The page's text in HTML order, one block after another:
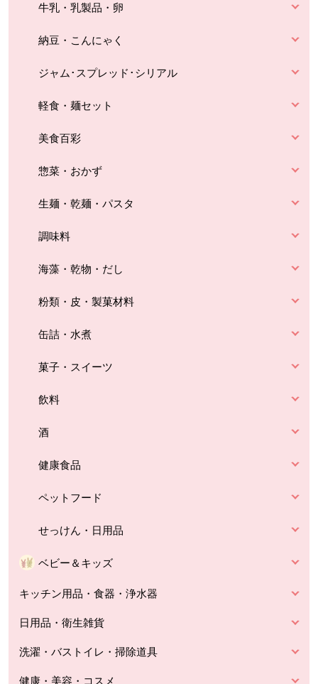
牛乳・乳製品・卵
納豆・こんにゃく
ジャム･スプレッド･シリアル
軽食・麺セット
美食百彩
惣菜・おかず
生麺・乾麺・パスタ
調味料
海藻・乾物・だし
粉類・皮・製菓材料
缶詰・水煮
菓子・スイーツ
飲料
酒
健康食品
ペットフード
せっけん・日用品
ベビー＆キッズ
キッチン用品・食器・浄水器
日用品・衛生雑貨
洗濯・バストイレ・掃除道具
健康・美容・コスメ